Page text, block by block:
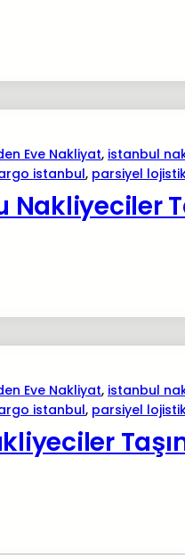
Eve Nakliyat, istanbul
istanbul, parsiyel
Eve Nakliyat, istanbul
istanbul, parsiyel